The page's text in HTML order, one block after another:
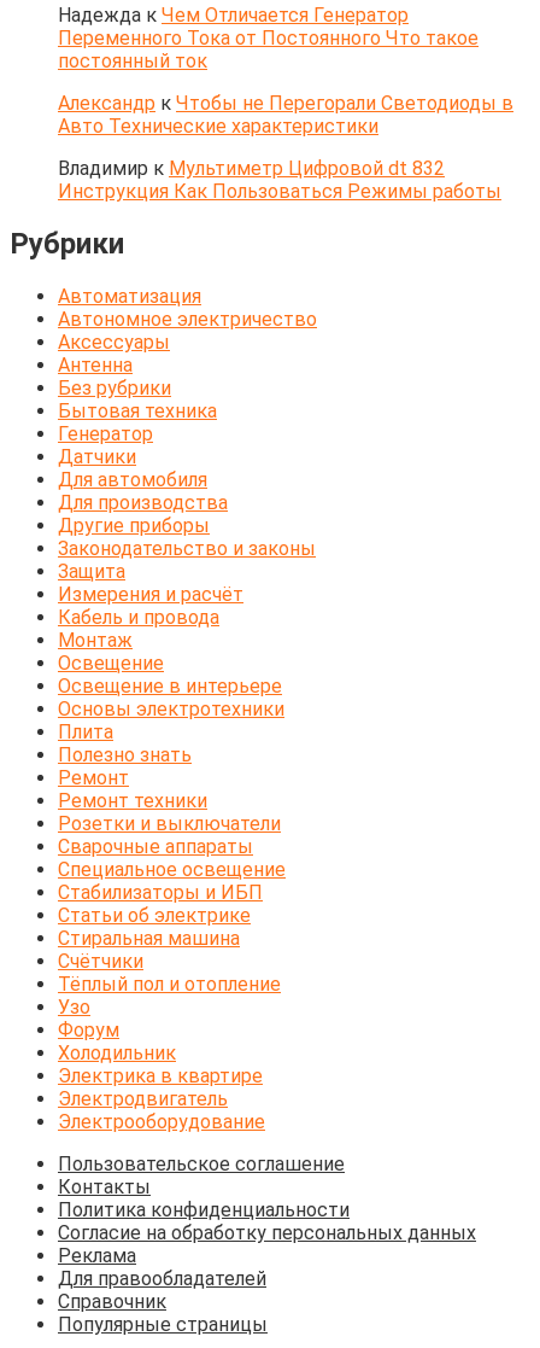
Надежда к Чем Отличается Генератор
Переменного Тока от Постоянного Что такое
постоянный ток
Александр к Чтобы не Перегорали Светодиоды в
Авто Технические характеристики
Владимир к Мультиметр Цифровой dt 832
Инструкция Как Пользоваться Режимы работы
Рубрики
Автоматизация
Автономное электричество
Аксессуары
Антенна
Без рубрики
Бытовая техника
Генератор
Датчики
Для автомобиля
Для производства
Другие приборы
Законодательство и законы
Защита
Измерения и расчёт
Кабель и провода
Монтаж
Освещение
Освещение в интерьере
Основы электротехники
Плита
Полезно знать
Ремонт
Ремонт техники
Розетки и выключатели
Сварочные аппараты
Специальное освещение
Стабилизаторы и ИБП
Статьи об электрике
Стиральная машина
Счётчики
Тёплый пол и отопление
Узо
Форум
Холодильник
Электрика в квартире
Электродвигатель
Электрооборудование
Пользовательское соглашение
Контакты
Политика конфиденциальности
Согласие на обработку персональных данных
Реклама
Для правообладателей
Справочник
Популярные страницы